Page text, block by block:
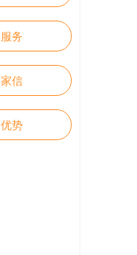
服务
家信
优势